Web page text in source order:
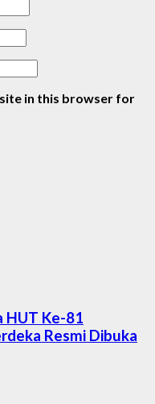
in this browser for
HUT Ke-81
Resmi Dibuka